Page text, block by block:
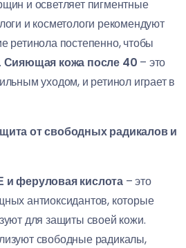
и осветляет пигментные
и косметологи рекомендуют
ретинола постепенно, чтобы
Сияющая кожа после 40 – это
уходом, и ретинол играет в
от свободных радикалов и
феруловая кислота – это
антиоксидантов, которые
для защиты своей кожи.
свободные радикалы,